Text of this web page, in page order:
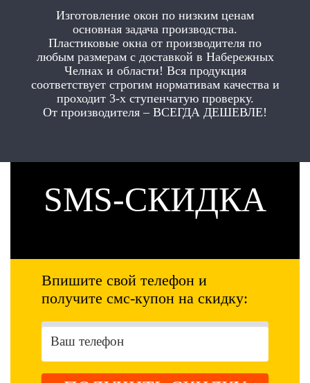
Изготовление окон по низким ценам
основная задача производства.
Пластиковые окна от производителя по
любым размерам с доставкой в Набережных
Челнах и области! Вся продукция
соответствует строгим нормативам качества и
проходит 3-х ступенчатую проверку.
От производителя – ВСЕГДА ДЕШЕВЛЕ!
SMS-СКИДКА
Впишите свой телефон и
получите смс-купон на скидку: